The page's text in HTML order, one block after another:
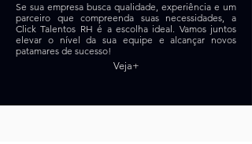
Se sua empresa busca qualidade, experiência e um
parceiro que compreenda suas necessidades, a
Click Talentos RH é a escolha ideal. Vamos juntos
elevar o nível da sua equipe e alcançar novos
patamares de sucesso!
Veja+